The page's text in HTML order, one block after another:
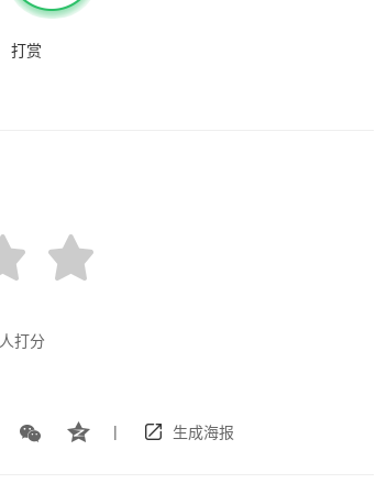
打赏
人打分
| 生成海报